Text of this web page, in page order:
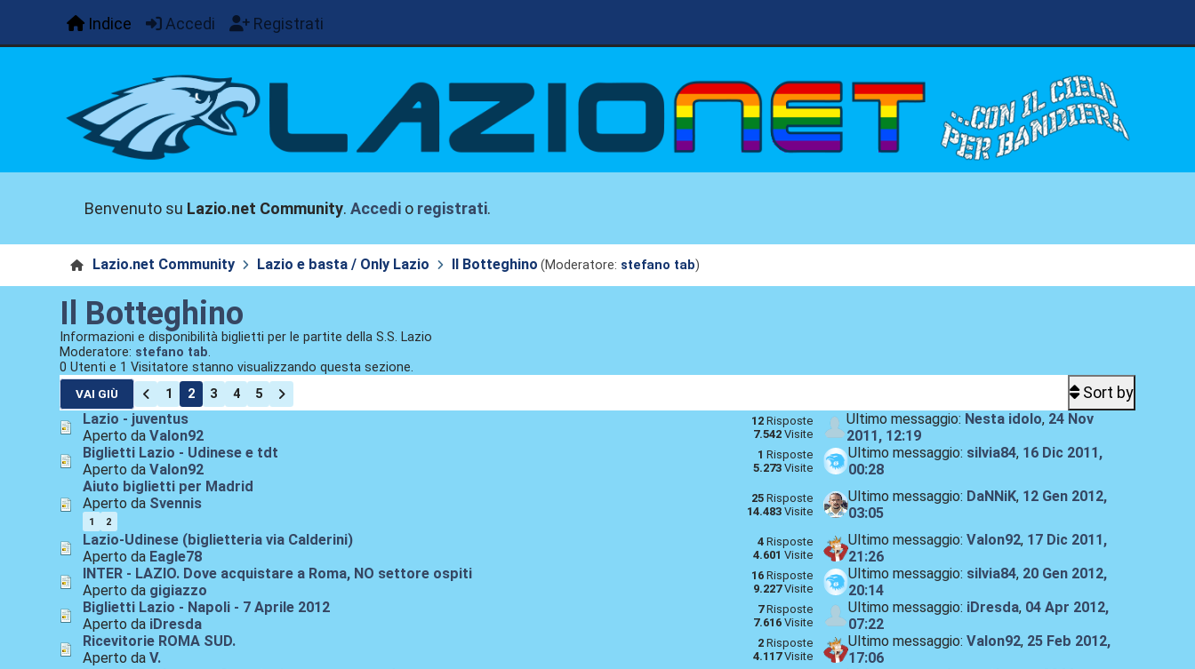
Indice Accedi Registrati
Benvenuto su Lazio.net Community.Accedi o registrati.
Lazio.net Community Lazio e basta / Only Lazio Il Botteghino (Moderatore: stefano tab)
Il Botteghino
Informazioni e disponibilità biglietti per le partite della S.S. Lazio
Moderatore: stefano tab.
0 Utenti e 1 Visitatore stanno visualizzando questa sezione.
VAI GIÙ 1 2 3 4 5 Sort by
Lazio - juventus
Aperto daValon92
12Risposte
7.542Visite
Ultimo messaggio: Nesta idolo, 24 Nov
2011, 12:19
Biglietti Lazio - Udinese e tdt
Aperto daValon92
1 Risposte
5.273Visite
Ultimo messaggio: silvia84, 16 Dic 2011,
00:28
Aiuto biglietti per Madrid
Aperto da Svennis
1 2
25Risposte
14.483Visite
Ultimo messaggio: DaNNiK, 12 Gen 2012,
03:05
Lazio-Udinese (biglietteria via Calderini)
Aperto da Eagle78
4Risposte
4.601 Visite
Ultimo messaggio: Valon92, 17 Dic 2011,
21:26
INTER - LAZIO. Dove acquistare a Roma, NO settore ospiti
Aperto da gigiazzo
16Risposte
9.227Visite
Ultimo messaggio: silvia84, 20 Gen 2012,
20:14
Biglietti Lazio - Napoli - 7 Aprile 2012
Aperto da iDresda
7Risposte
7.616Visite
Ultimo messaggio: iDresda, 04 Apr 2012,
07:22
Ricevitorie ROMA SUD.
Aperto daV.
2Risposte
4.117Visite
Ultimo messaggio: Valon92, 25 Feb 2012,
17:06